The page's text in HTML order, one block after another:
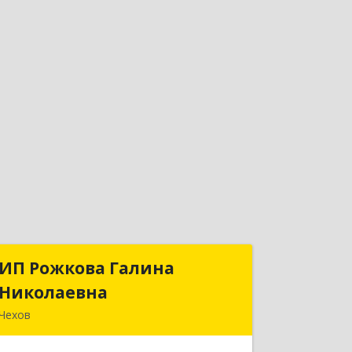
ИП Рожкова Галина
Николаевна
ИП Рожкова Галина